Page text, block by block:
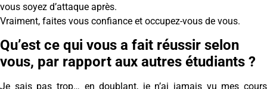
vous soyez d’attaque après.
Vraiment, faites vous confiance et occupez-vous de vous.
Qu’est ce qui vous a fait réussir selon
vous, par rapport aux autres étudiants ?
Je sais pas trop… en doublant, je n’ai jamais vu mes cours